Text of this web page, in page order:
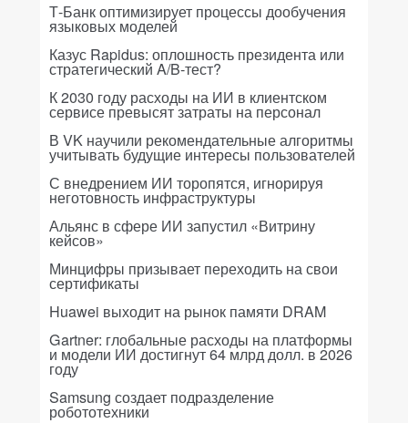
Т-Банк оптимизирует процессы дообучения
языковых моделей
Казус Rapidus: оплошность президента или
стратегический A/B-тест?
К 2030 году расходы на ИИ в клиентском
сервисе превысят затраты на персонал
В VK научили рекомендательные алгоритмы
учитывать будущие интересы пользователей
С внедрением ИИ торопятся, игнорируя
неготовность инфраструктуры
Альянс в сфере ИИ запустил «Витрину
кейсов»
Минцифры призывает переходить на свои
сертификаты
Huawei выходит на рынок памяти DRAM
Gartner: глобальные расходы на платформы
и модели ИИ достигнут 64 млрд долл. в 2026
году
Samsung создает подразделение
робототехники